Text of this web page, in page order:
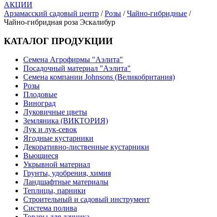
АКЦИИ
Арзамасский садовый центр /Розы /Чайно-гибридные /
Чайно-гибридная роза Эскалибур
КАТАЛОГ ПРОДУКЦИИ
Семена Агрофирмы "Аэлита"
Посадочный материал "Аэлита"
Семена компании Johnsons (Великобритания)
Розы
Плодовые
Виноград
Луковичные цветы
Земляника (ВИКТОРИЯ)
Лук и лук-севок
Ягодные кустарники
Декоративно-лиственные кустарники
Вьющиеся
Укрывной материал
Грунты, удобрения, химия
Ландшафтные материалы
Теплицы, парники
Строительный и садовый инструмент
Система полива